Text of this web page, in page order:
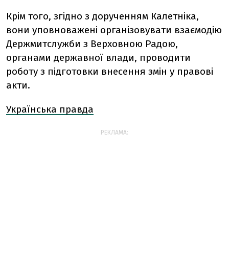
Крім того, згідно з дорученням Калетніка,
вони уповноважені організовувати взаємодію
Держмитслужби з Верховною Радою,
органами державної влади, проводити
роботу з підготовки внесення змін у правові
акти.
Українська правда
РЕКЛАМА: